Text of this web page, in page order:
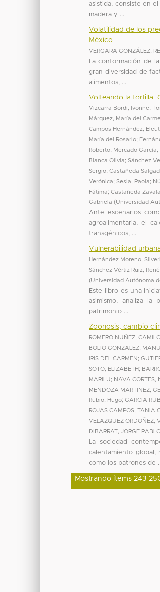
asistida, consiste en
madera y ...
Volatilidad de los
México
VERGARA GONZÁLEZ,
La conformación de
gran diversidad de
alimentos, ...
Volteando la tortilla.
Vizcarra Bordi, Ivonne;
Márquez, María del
Campos Hernández,
María del Rosario;
Roberto; Mercado García,
Blanca Olivia;Sánchez
Sergio;Castañeda
Verónica;Sesia, Paola;
Fátima;Castañeda
Gabriela (Universidad
Ante escenarios
agroalimentaria, el
transgénicos, ...
Vulnerabilidad
Hernández Moreno,
Sánchez Vértiz Ruiz,
(Universidad Autónoma
Este libro es una
asimismo, analiza la
patrimonio ...
Zoonosis, cambio
ROMERO NUÑEZ, CAMILO
BOLIO GONZALEZ,
IRIS DEL CARMEN ;
SOTO, ELIZABETH;
MARILU; NAVA CORTES,
MENDOZA MARTINEZ,
Rubio, Hugo;GARCIA
ROJAS CAMPOS, TANIA
VELAZQUEZ ORDOÑEZ,
DIBARRAT, JORGE PABLO
La sociedad
calentamiento global,
como los patrones de
Mostrando ítems 243-